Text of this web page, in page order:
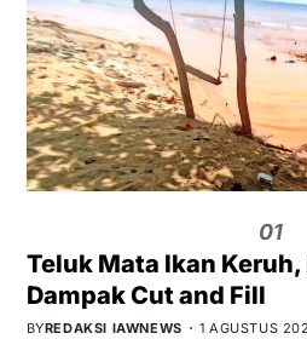
01
Teluk Mata Ikan
Dampak Cut and Fill
BYREDAKSI IAWNEWS 1 AGUSTUS